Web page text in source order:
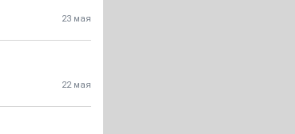
23 мая
22 мая